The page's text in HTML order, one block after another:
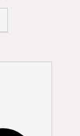
anzeigen